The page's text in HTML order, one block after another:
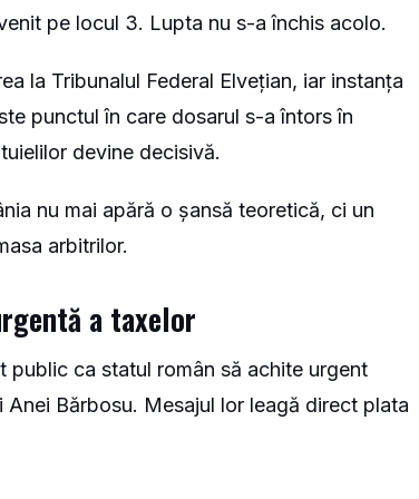
pe locul 3. Lupta nu s-a închis acolo.
la Tribunalul Federal Elvețian, iar instanța
punctul în care dosarul s-a întors în
devine decisivă.
nu mai apără o șansă teoretică, ci un
arbitrilor.
a taxelor
public ca statul român să achite urgent
Bărbosu. Mesajul lor leagă direct plata